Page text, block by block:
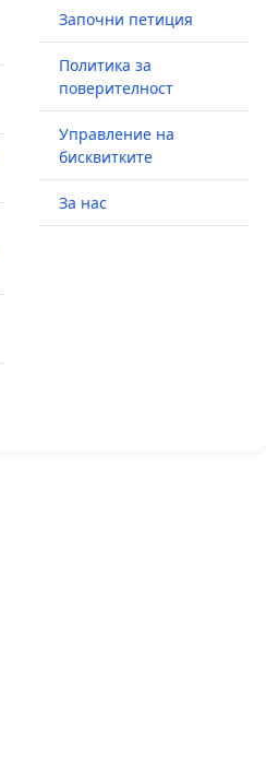
Започни петиция
Политика за
поверителност
Управление на
бисквитките
За нас